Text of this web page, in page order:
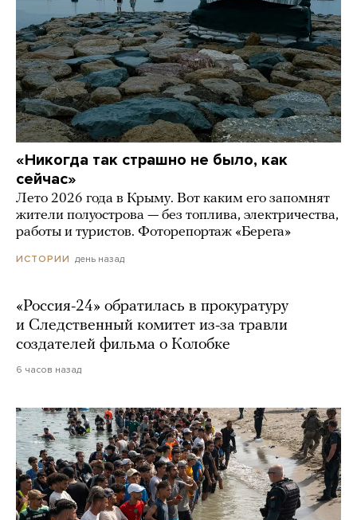
«Никогда так страшно не было, как
сейчас»
Лето 2026 года в Крыму. Вот каким его запомнят
жители полуострова — без топлива, электричества,
работы и туристов. Фоторепортаж «Берега»
ИСТОРИИ день назад
«Россия-24» обратилась в прокуратуру
и Следственный комитет из-за травли
создателей фильма о Колобке
6 часов назад